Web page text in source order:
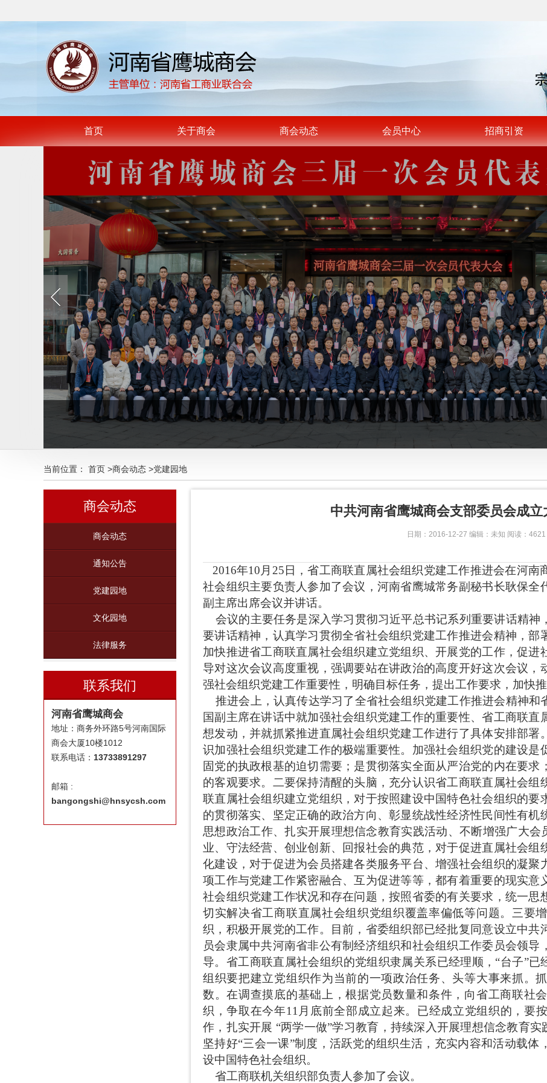
首页 关于商会 商会动态 会员中心 招商引资
当前位置： 首页 >商会动态 >党建园地
商会动态
商会动态
通知公告
党建园地
文化园地
法律服务
联系我们
河南省鹰城商会
地址：商务外环路5号河南国际
商会大厦10楼1012
联系电话： 13733891297
邮箱 :
bangongshi@hnsycsh.com
中共河南省鹰城商会支部委员会成
日期：2016-12-27 编辑：未知 阅读：4621
2016年10月25日，省工商联直属社会组织党建工作推进会在河南
社会组织主要负责人参加了会议， 河南省鹰城常务副秘书长耿保全
副主席出席会议并讲话。
会议的主要任务是深入学习贯彻习近平总书记系列重要讲话精神
要讲话精神，认真学习贯彻全省社会组织党建工作推进会精神，部
加快推进省工商联直属社会组织建立党组织、开展党的工作，促
导对这次会议高度重视，强调要站在讲政治的高度开好这次会议，
强社会组织党建工作重要性，明确目标任务，提出工作要求，加快
推进会上，认真传达学习了全省社会组织党建工作推进会精神和
国副主席在讲话中就加强社会组织党建工作的重要性、省工商联
想发动，并就抓紧推进直属社会组织党建工作进行了具体安排部署
识加强社会组织党建工作的极端重要性。加强社会组织党的建设
固党的执政根基的迫切需要；是贯彻落实全面从严治党的内在要
的客观要求。二要保持清醒的头脑，充分认识省工商联直属社会
联直属社会组织建立党组织，对于按照建设中国特色社会组织的要
的贯彻落实、坚定正确的政治方向、彰显统战性经济性民间性有
思想政治工作、扎实开展理想信念教育实践活动、不断增强广大会
业、守法经营、创业创新、回报社会的典范，对于促进直属社会
化建设，对于促进为会员搭建各类服务平台、增强社会组织的凝聚
项工作与党建工作紧密融合、互为促进等等，都有着重要的现实意
社会组织党建工作状况和存在问题，按照省委的有关要求，统一思
切实解决省工商联直属社会组织党组织覆盖率偏低等问题。三要
织，积极开展党的工作。目前，省委组织部已经批复同意设立中
员会隶属中共河南省非公有制经济组织和社会组织工作委员会领
导。省工商联直属社会组织的党组织隶属关系已经理顺，“台子”已
组织要把建立党组织作为当前的一项政治任务、头等大事来抓。
数。在调查摸底的基础上，根据党员数量和条件，向省工商联社
织，争取在今年11月底前全部成立起来。已经成立党组织的，要
作，扎实开展 “两学一做”学习教育，持续深入开展理想信念教育实
坚持好“三会一课”制度，活跃党的组织生活，充实内容和活动载
设中国特色社会组织。
省工商联机关组织部负责人参加了会议。